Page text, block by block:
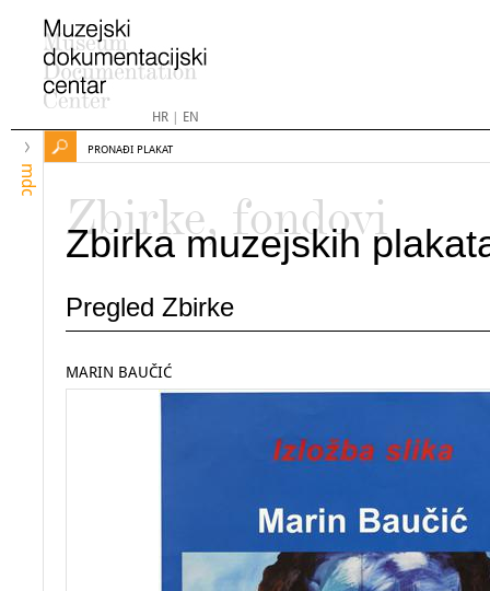
HR| EN
mdc
PRONAĐI PLAKAT
Zbirke, fondovi
Zbirka muzejskih
Pregled Zbirke
MARIN BAUČIĆ